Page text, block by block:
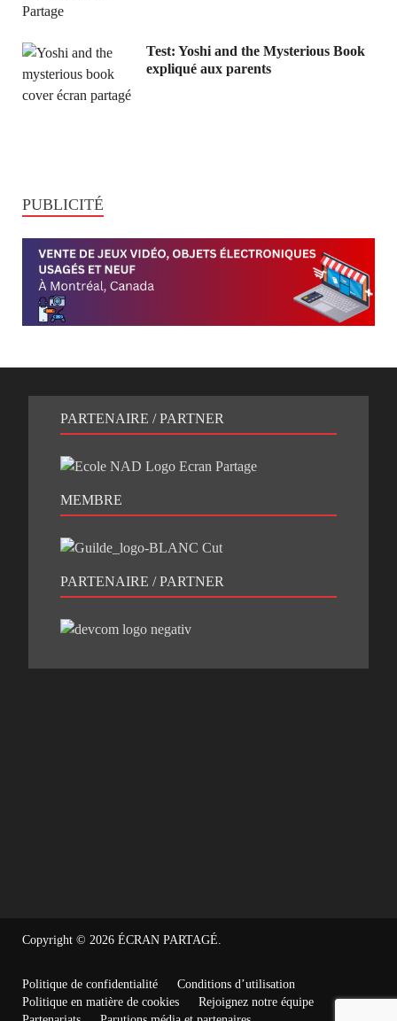
Test: Yoshi and the Mysterious Book
expliqué aux parents
PUBLICITÉ
PARTENAIRE / PARTNER
MEMBRE
PARTENAIRE / PARTNER
Copyright © 2026 ÉCRAN PARTAGÉ.
Politique de confidentialité
Conditions d’utilisation
Politique en matière de cookies
Rejoignez notre équipe